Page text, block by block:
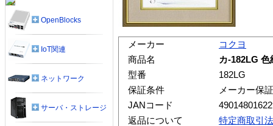
メーカー
コクヨ
商品名
カ-182LG
型番
182LG
保証条件
メーカー保証
JANコード
返品について
特定商取引
OpenBlocks
IoT関連
ネットワーク
サーバ・ストレージ